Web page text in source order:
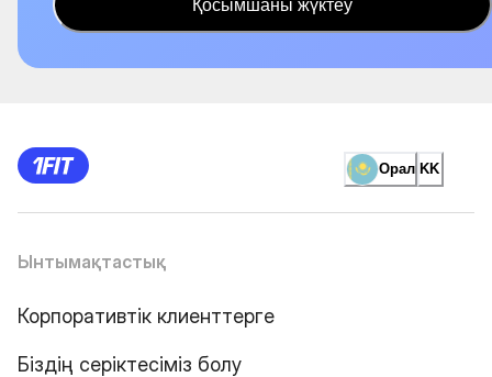
Қосымшаны жүктеу
Орал KK
Ынтымақтастық
Корпоративтік клиенттерге
Біздің серіктесіміз болу